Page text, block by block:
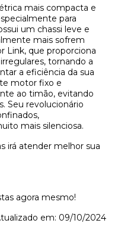
mais compacta e
para
um chassi leve e
mais sofrem
Link, que proporciona
tornando a
a eficiência da sua
motor fixo e
ao timão, evitando
Seu revolucionário
mais silenciosa.
irá atender melhor sua
agora mesmo!
em: 09/10/2024